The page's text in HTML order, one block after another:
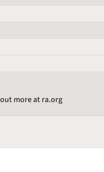
more at ra.org